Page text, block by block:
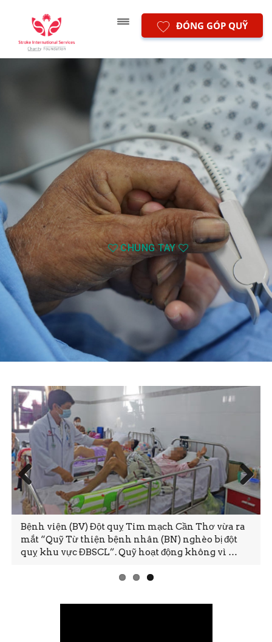
ĐÓNG GÓP QUỸ
CHUNG TAY
Bệnh viện (BV) Đột quỵ Tim mạch Cần Thơ vừa ra
mắt “Quỹ Từ thiện bệnh nhân (BN) nghèo bị đột
quỵ khu vực ĐBSCL”. Quỹ hoạt động không vì …
Prev
ious
Next